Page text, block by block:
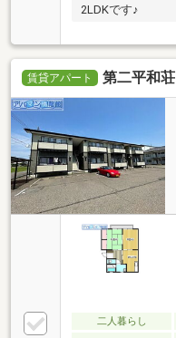
2LDKです♪
賃貸アパート 第二平和荘
二人暮らし